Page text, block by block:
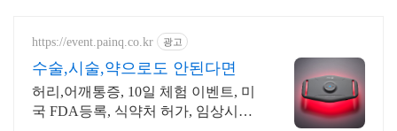
https://event.painq.co.kr 광고
수술,시술,약으로도 안된다면
허리,어깨통증, 10일 체험 이벤트, 미
국 FDA등록, 식약처 허가, 임상시험